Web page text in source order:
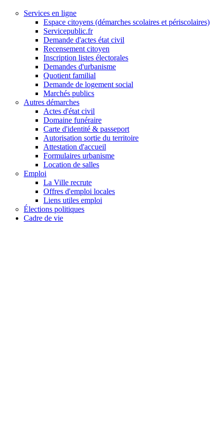
Services en ligne
Espace citoyens (démarches scolaires et périscolaires)
Servicepublic.fr
Demande d'actes état civil
Recensement citoyen
Inscription listes électorales
Demandes d'urbanisme
Quotient familial
Demande de logement social
Marchés publics
Autres démarches
Actes d'état civil
Domaine funéraire
Carte d'identité & passeport
Autorisation sortie du territoire
Attestation d'accueil
Formulaires urbanisme
Location de salles
Emploi
La Ville recrute
Offres d'emploi locales
Liens utiles emploi
Élections politiques
Cadre de vie